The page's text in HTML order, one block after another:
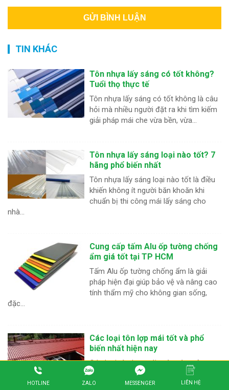
TIN KHÁC
Tôn nhựa lấy sáng có tốt không?
Tuổi thọ thực tế
Tôn nhựa lấy sáng có tốt không là câu
hỏi mà nhiều người đặt ra khi tìm kiếm
giải pháp mái che vừa bền, vừa...
Tôn nhựa lấy sáng loại nào tốt? 7
hãng phổ biến nhất
Tôn nhựa lấy sáng loại nào tốt là điều
khiến không ít người băn khoăn khi
chuẩn bị thi công mái lấy sáng cho
nhà...
Cung cấp tấm Alu ốp tường chống
ẩm giá tốt tại TP HCM
Tấm Alu ốp tường chống ẩm là giải
pháp hiện đại giúp bảo vệ và nâng cao
tính thẩm mỹ cho không gian sống,
đặc...
Các loại tôn lợp mái tốt và phổ
biến nhất hiện nay
Các loại tôn lợp mái ngày càng đa
dạng với nhiều mẫu mã và tính năng
khác nhau, đáp ứng nhu cầu xây dựng
HOTLINE ZALO MESSENGER LIÊN HỆ